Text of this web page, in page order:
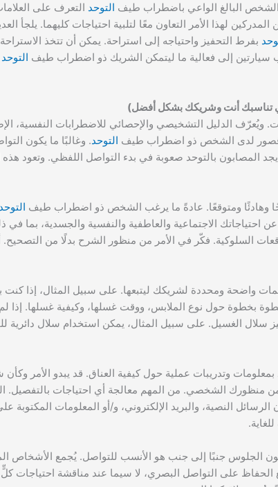
الشخص البالغ الواعي باضطراب طيف التوحد التعرف على
لهذا الأمر التعاون معًا لتلبية احتياجات كليهما. يلجأ
بفرط التحفيز واحتياجه إلى استراحة. يمكن أن تتخذ
إلى فعالية ما ليتمكن الشريك ذو اضطراب طيف التوحد
ويُعرّف الدليل التشخيصي والإحصائي للاضطرابات النفسية،
التوحد. وغالبًا ما يكون
يجد المصابون بالتوحد صعوبة في بدء التواصل اللفظي. وتعود
وهادئًا ومتوقعًا. عادةً ما يرغب الشخص ذو اضطراب طيف التوحد
احتياجاتك الاجتماعية والعاطفية والنفسية والجسدية، بما
السلوكية. فكّر في الأمر من منظور الشرح بدلًا من
واضحة ومحددة لشريكك ليتبعها. على سبيل المثال، إذا
بخطوة حول نوع الملابس، ووقت غسلها، وكيفية غسلها.
سلال الغسيل. على سبيل المثال، يمكن استخدام سلال دائرية
وتدريبات عملية حول كيفية العناق. قد يبدو الأمر
من منظورك الشخصي. من المهم معالجة أي احتياجات
النصية، والبريد الإلكتروني، و/أو المعلومات المكتوبة
الجلوس جنبًا إلى جنب هو الأنسب للتواصل. يُجمع
على التواصل البصري، لا سيما عند مناقشة احتياجات